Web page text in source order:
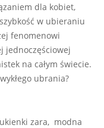
dla kobiet,
w ubieraniu
fenomenowi
jednoczęściowej
na całym świecie.
ubrania?
zara, modna